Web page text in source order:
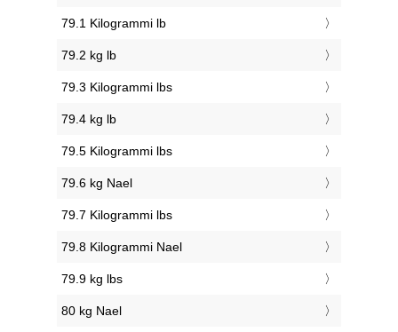
79.1 Kilogrammi lb
79.2 kg lb
79.3 Kilogrammi lbs
79.4 kg lb
79.5 Kilogrammi lbs
79.6 kg Nael
79.7 Kilogrammi lbs
79.8 Kilogrammi Nael
79.9 kg lbs
80 kg Nael